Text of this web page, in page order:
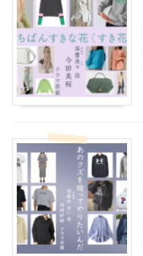
・若草物語